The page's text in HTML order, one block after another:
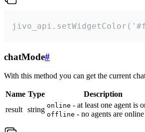
chatMode#
With this method you can get the current
Name Type
Description
result string online - at least one agent is
offline - no agents are online